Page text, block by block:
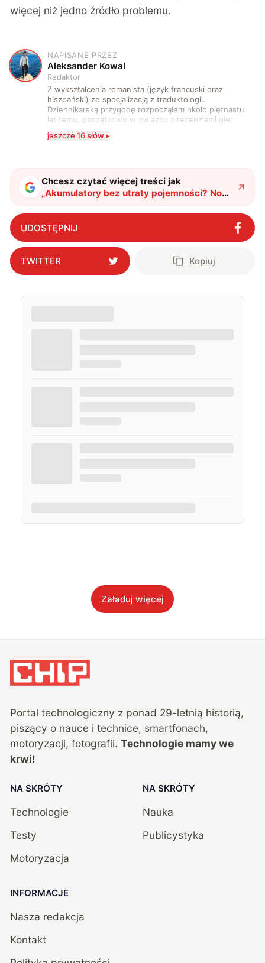
więcej niż jedno źródło problemu.
A
NAPISANE PRZEZ
Aleksander Kowal
Redaktor
Z wykształcenia romanista (język francuski oraz
hiszpański) ze specjalizacją z traduktologii.
Dziennikarską przygodę rozpocząłem około piętnastu
lat temu, początkowo w związku z recenzjami gier
komputerowych i filmów. Obecnie publikuję
zdecydowanie częściej na tematy związane z nauką
także uprawiać oraz oglądać sport.
jeszcze 16 słów ▸
Chcesz czytać więcej treści jak
„Akumulatory bez utraty pojemności? Nowe
badania dają nadzieję na przełom"?
UDOSTĘPNIJ
TWITTER Kopiuj
Załaduj więcej
Portal technologiczny z ponad 29-letnią historią,
piszący o nauce i technice, smartfonach,
motoryzacji, fotografii. Technologie mamy we
krwi!
NA SKRÓTY
Technologie
Testy
Motoryzacja
NA SKRÓTY
Nauka
Publicystyka
INFORMACJE
Nasza redakcja
Kontakt